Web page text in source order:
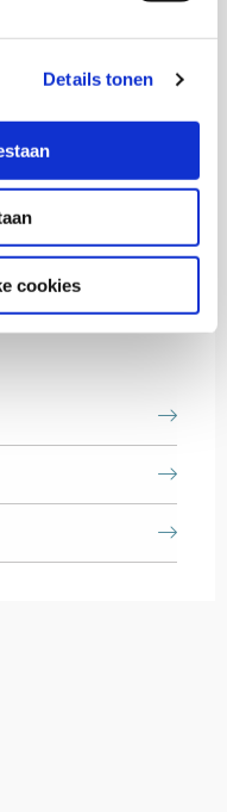
Details tonen
cookies